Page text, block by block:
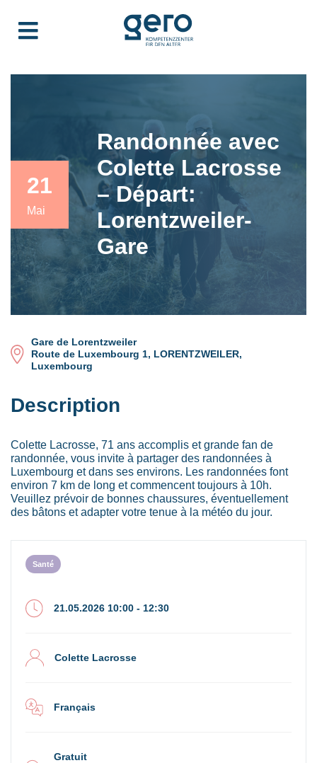
21
Mai
Randonnée avec
Colette Lacrosse
– Départ:
Lorentzweiler-
Gare
Gare de Lorentzweiler
Route de Luxembourg 1, LORENTZWEILER,
Luxembourg
Description
Colette Lacrosse, 71 ans accomplis et grande fan de
randonnée, vous invite à partager des randonnées à
Luxembourg et dans ses environs. Les randonnées font
environ 7 km de long et commencent toujours à 10h.
Veuillez prévoir de bonnes chaussures, éventuellement
des bâtons et adapter votre tenue à la météo du jour.
Santé
21.05.2026 10:00 - 12:30
Colette Lacrosse
Français
Gratuit